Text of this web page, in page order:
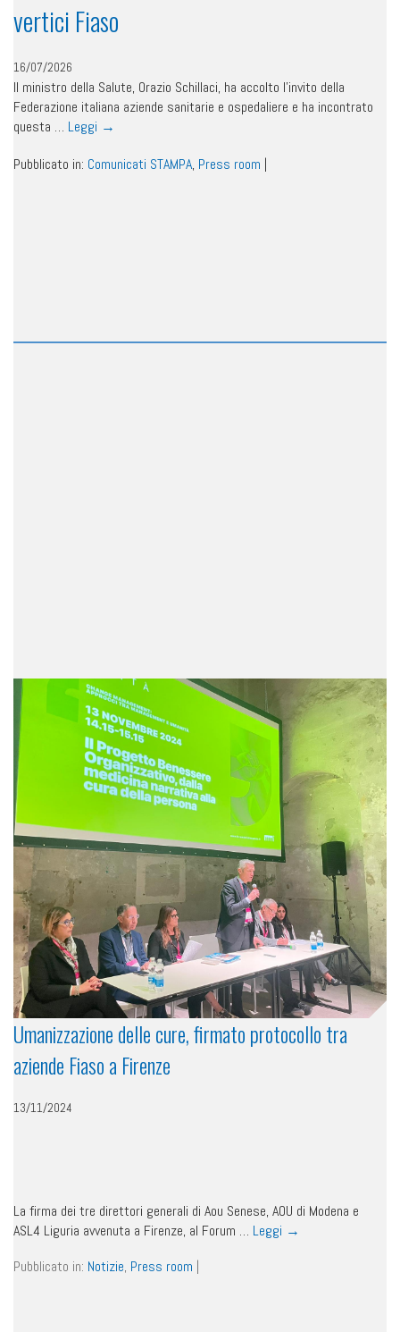
vertici Fiaso
16/07/2026
Il ministro della Salute, Orazio Schillaci, ha accolto l’invito della
Federazione italiana aziende sanitarie e ospedaliere e ha incontrato
questa … Leggi →
Pubblicato in: Comunicati STAMPA, Press room |
Umanizzazione delle cure, firmato protocollo tra
aziende Fiaso a Firenze
13/11/2024
La firma dei tre direttori generali di Aou Senese, AOU di Modena e
ASL4 Liguria avvenuta a Firenze, al Forum … Leggi →
Pubblicato in: Notizie, Press room |